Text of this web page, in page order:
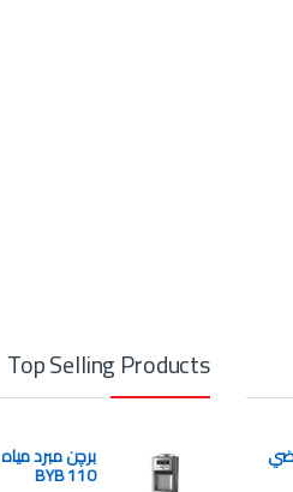
فضي
Top Selling Products
BYB 110